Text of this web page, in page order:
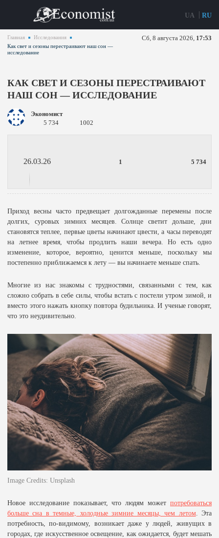
UA RU
Главная
Исследования
Как свет и сезоны перестраивают наш сон —
исследование
Сб, 8 августа 2026, 17:53
КАК СВЕТ И СЕЗОНЫ ПЕРЕСТРАИВАЮТ
НАШ СОН — ИССЛЕДОВАНИЕ
Экономист
5 734
1002
26.03.26 1 5 734
Приход весны часто предвещает долгожданные перемены после
долгих, суровых зимних месяцев. Солнце светит дольше, дни
становятся теплее, первые цветы начинают цвести, а часы переводят
на летнее время, чтобы продлить наши вечера. Но есть одно
изменение, которое, вероятно, ценится меньше, поскольку мы
постепенно приближаемся к лету — вы начинаете меньше спать.
Многие из нас знакомы с трудностями, связанными с тем, как
сложно собрать в себе силы, чтобы встать с постели утром зимой, и
вместо этого нажать кнопку повтора будильника. И ученые говорят,
что это неудивительно.
Image Credits: Unsplash
Новое исследование показывает, что людям может потребоваться
больше сна в темные, холодные зимние месяцы, чем летом. Эта
потребность, по-видимому, возникает даже у людей, живущих в
городах, где искусственное освещение, как ожидается, будет мешать